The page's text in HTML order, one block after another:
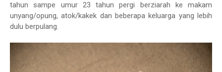
tahun sampe umur 23 tahun pergi berziarah ke makam
unyang/opung, atok/kakek dan beberapa keluarga yang lebih
dulu berpulang.